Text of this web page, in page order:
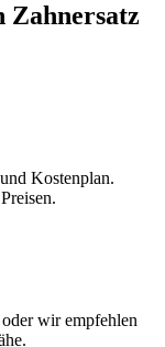
Zahnersatz
Kostenplan.
wir empfehlen